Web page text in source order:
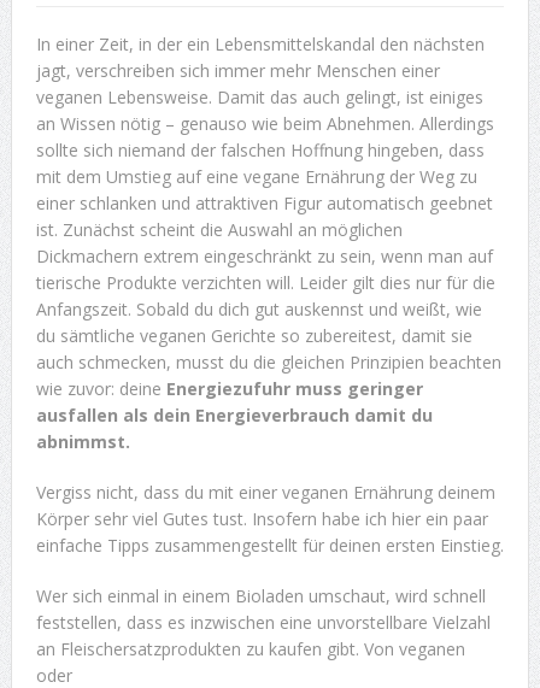
In einer Zeit, in der ein Lebensmittelskandal den nächsten
jagt, verschreiben sich immer mehr Menschen einer
veganen Lebensweise. Damit das auch gelingt, ist einiges
an Wissen nötig – genauso wie beim Abnehmen. Allerdings
sollte sich niemand der falschen Hoffnung hingeben, dass
mit dem Umstieg auf eine vegane Ernährung der Weg zu
einer schlanken und attraktiven Figur automatisch geebnet
ist. Zunächst scheint die Auswahl an möglichen
Dickmachern extrem eingeschränkt zu sein, wenn man auf
tierische Produkte verzichten will. Leider gilt dies nur für die
Anfangszeit. Sobald du dich gut auskennst und weißt, wie
du sämtliche veganen Gerichte so zubereitest, damit sie
auch schmecken, musst du die gleichen Prinzipien beachten
wie zuvor: deine Energiezufuhr muss geringer
ausfallen als dein Energieverbrauch damit du
abnimmst.
Vergiss nicht, dass du mit einer veganen Ernährung deinem
Körper sehr viel Gutes tust. Insofern habe ich hier ein paar
einfache Tipps zusammengestellt für deinen ersten Einstieg.
Wer sich einmal in einem Bioladen umschaut, wird schnell
feststellen, dass es inzwischen eine unvorstellbare Vielzahl
an Fleischersatzprodukten zu kaufen gibt. Von veganen
oder